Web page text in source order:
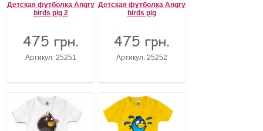
Детская футболка Angry
birds pig 2
475 грн.
Артикул: 25251
Детская футболка Angry
birds pig
475 грн.
Артикул: 25252